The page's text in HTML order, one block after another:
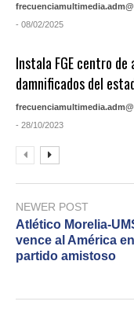
- 08/02/2025
Instala FGE centro de
damnificados del
- 28/10/2023
NEWER POST
Atlético Morelia-
vence al América en
partido amistoso